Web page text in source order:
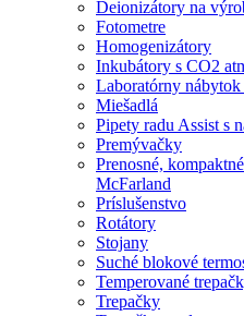
Deionizátory na
Fotometre
Homogenizátory
Inkubátory s CO2
Laboratórny
Miešadlá
Pipety radu Assist s
Premývačky
Prenosné,
McFarland
Príslušenstvo
Rotátory
Stojany
Suché blokové
Temperované
Trepačky